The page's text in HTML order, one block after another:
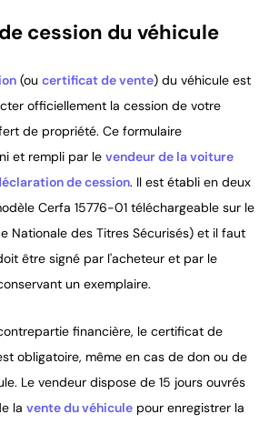
cession du véhicule
(ou certificat de vente) du véhicule est
officiellement la cession de votre
de propriété. Ce formulaire
et rempli par le vendeur de la voiture
de cession. Il est établi en deux
Cerfa 15776-01 téléchargeable sur le
Nationale des Titres Sécurisés) et il faut
être signé par l'acheteur et par le
un exemplaire.
financière, le certificat de
obligatoire, même en cas de don ou de
Le vendeur dispose de 15 jours ouvrés
la vente du véhicule pour enregistrer la